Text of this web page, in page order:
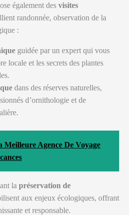
également des visites
randonnée, observation de la
:
guidée par un expert qui vous
locale et les secrets des plantes
dans des réserves naturelles,
d’ornithologie et de
Agence De Voyage
la préservation de
aux enjeux écologiques, offrant
et responsable.